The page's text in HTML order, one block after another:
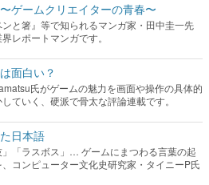
ゲームクリエイターの青春〜
ンと箸』等で知られるマンガ家・田中圭一先
レポートマンガです。
面白い？
氏がゲームの魅力を画面や操作の具体的
ていく、硬派で骨太な評論連載です。
日本語
」「ラスボス」… ゲームにまつわる言葉の起
コンピューター文化史研究家・タイニーP氏